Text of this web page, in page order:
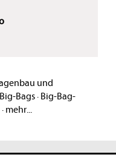
und
Big-Bags· Big-Bag-
· mehr...